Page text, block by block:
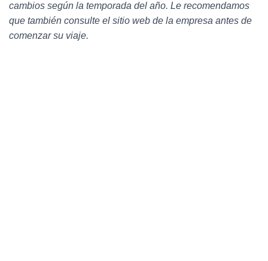
cambios según la temporada del año. Le recomendamos
que también consulte el sitio web de la empresa antes de
comenzar su viaje.